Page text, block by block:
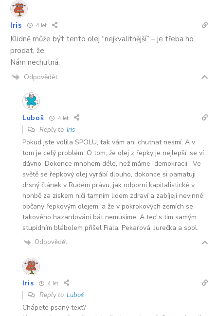
Iris 4 let
Klidně může být tento olej “nejkvalitnější” – je třeba ho
prodat, že.
Nám nechutná.
Odpovědět
Luboš 4 let
Reply to Iris
Pokud jste volila SPOLU, tak vám ani chutnat nesmí. A v
tom je celý problém. O tom, že olej z řepky je nejlepší, se ví
dávno. Dokonce mnohem déle, než máme “demokracii”. Ve
světě se řepkový olej vyrábí dlouho, dokonce si pamatuji
drsný článek v Rudém právu, jak odporní kapitalistické v
honbě za ziskem ničí tamním lidem zdraví a zabíjejí nevinné
občany řepkovým olejem, a že v pokrokových zemích se
takového hazardování bát nemusime. A teď s tim samým
stupidním blábolem přišel Fiala, Pekarová, Jurečka a spol.
Odpovědět
Iris 4 let
Reply to Luboš
Chápete psaný text?